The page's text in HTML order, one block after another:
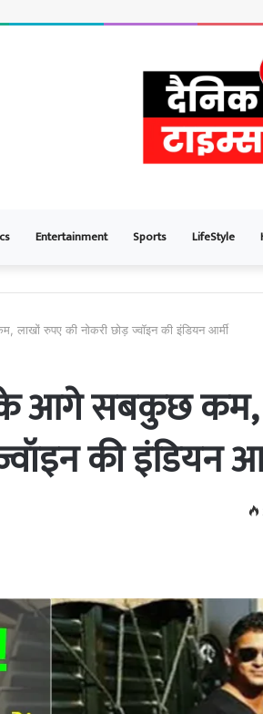
Entertainment Sports LifeStyle
रुपए की नोकरी छोड़ ज्वॉइन की इंडियन आर्मी
आगे सबकुछ कम,
की इंडियन